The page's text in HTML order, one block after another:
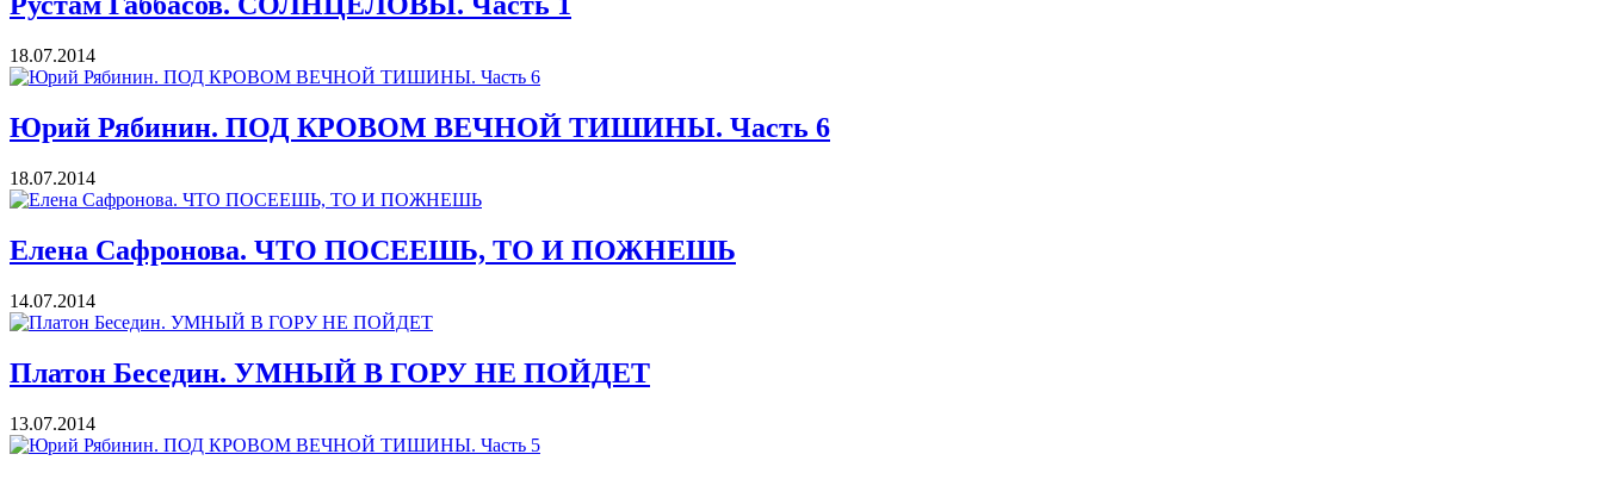
18.07.2014
Юрий Рябинин. ПОД КРОВОМ ВЕЧНОЙ ТИШИНЫ. Часть 6
18.07.2014
Елена Сафронова. ЧТО ПОСЕЕШЬ, ТО И ПОЖНЕШЬ
14.07.2014
Платон Беседин. УМНЫЙ В ГОРУ НЕ ПОЙДЕТ
13.07.2014